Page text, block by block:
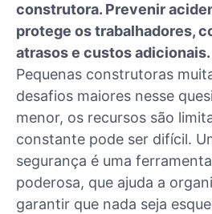
construtora. Prevenir
protege os trabalhadores,
atrasos e custos adicionais.
Pequenas construtoras
desafios maiores nesse
menor, os recursos são
constante pode ser difícil.
segurança é uma
poderosa, que ajuda a
garantir que nada seja